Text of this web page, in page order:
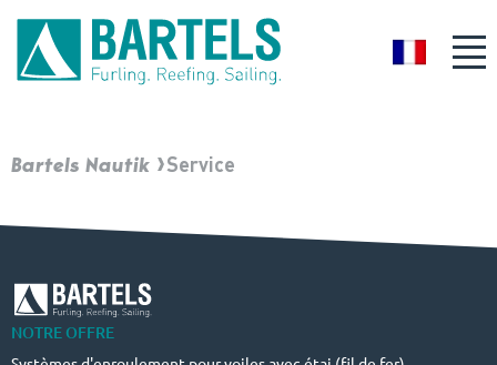
FR
Bartels Nautik Service
NOTRE OFFRE